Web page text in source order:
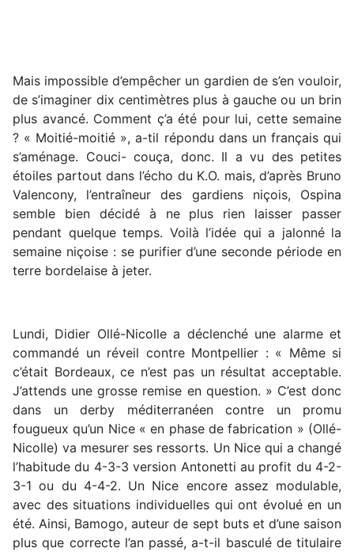
Mais impossible d’empêcher un gardien de s’en vouloir,
de s’imaginer dix centimètres plus à gauche ou un brin
plus avancé. Comment ç’a été pour lui, cette semaine
? « Moitié-moitié », a-til répondu dans un français qui
s’aménage. Couci- couça, donc. Il a vu des petites
étoiles partout dans l’écho du K.O. mais, d’après Bruno
Valencony, l’entraîneur des gardiens niçois, Ospina
semble bien décidé à ne plus rien laisser passer
pendant quelque temps. Voilà l’idée qui a jalonné la
semaine niçoise : se purifier d’une seconde période en
terre bordelaise à jeter.
Lundi, Didier Ollé-Nicolle a déclenché une alarme et
commandé un réveil contre Montpellier : « Même si
c’était Bordeaux, ce n’est pas un résultat acceptable.
J’attends une grosse remise en question. » C’est donc
dans un derby méditerranéen contre un promu
fougueux qu’un Nice « en phase de fabrication » (Ollé-
Nicolle) va mesurer ses ressorts. Un Nice qui a changé
l’habitude du 4-3-3 version Antonetti au profit du 4-2-
3-1 ou du 4-4-2. Un Nice encore assez modulable,
avec des situations individuelles qui ont évolué en un
été. Ainsi, Bamogo, auteur de sept buts et d’une saison
plus que correcte l’an passé, a-t-il basculé de titulaire